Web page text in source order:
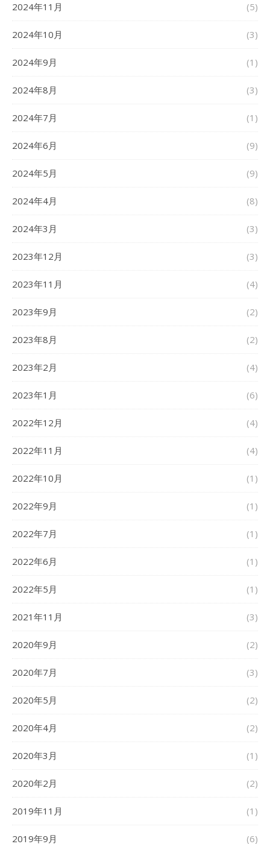
2024年11月 (5)
2024年10月 (3)
2024年9月 (1)
2024年8月 (3)
2024年7月 (1)
2024年6月 (9)
2024年5月 (9)
2024年4月 (8)
2024年3月 (3)
2023年12月 (3)
2023年11月 (4)
2023年9月 (2)
2023年8月 (2)
2023年2月 (4)
2023年1月 (6)
2022年12月 (4)
2022年11月 (4)
2022年10月 (1)
2022年9月 (1)
2022年7月 (1)
2022年6月 (1)
2022年5月 (1)
2021年11月 (3)
2020年9月 (2)
2020年7月 (3)
2020年5月 (2)
2020年4月 (2)
2020年3月 (1)
2020年2月 (2)
2019年11月 (1)
2019年9月 (6)